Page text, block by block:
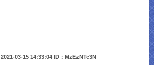
2021-03-15 14:33:04 ID：MzEzNTc3N